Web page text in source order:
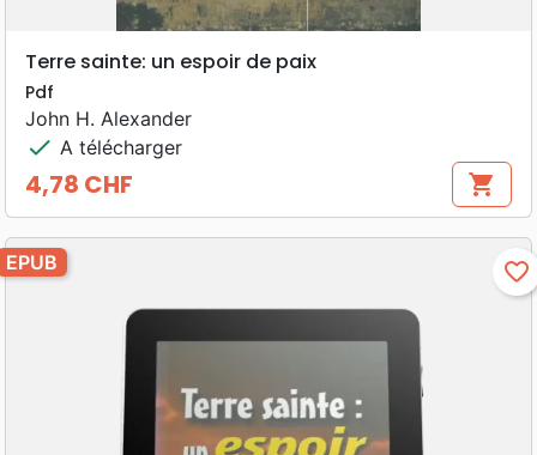
Terre sainte: un espoir de paix
Pdf
John H. Alexander
check A télécharger
Prix
4,78 CHF shopping_cart
EPUB favorite_border